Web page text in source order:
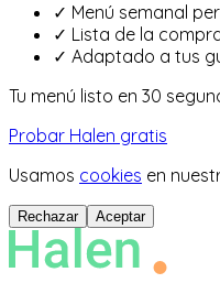
✓ Menú semanal
✓ Lista de la
✓ Adaptado a tus
Tu menú listo en 30
Probar Halen gratis
Usamos cookies en
Rechazar Aceptar